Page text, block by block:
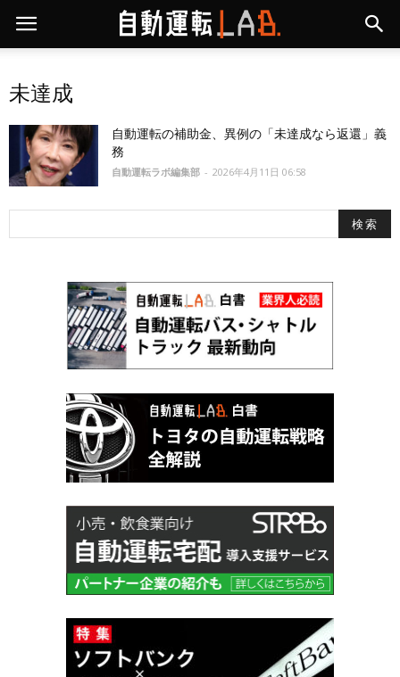
未達成
自動運転の補助金、異例の「未達成なら返還」義
務
自動運転ラボ編集部 - 2026年4月11日 06:58